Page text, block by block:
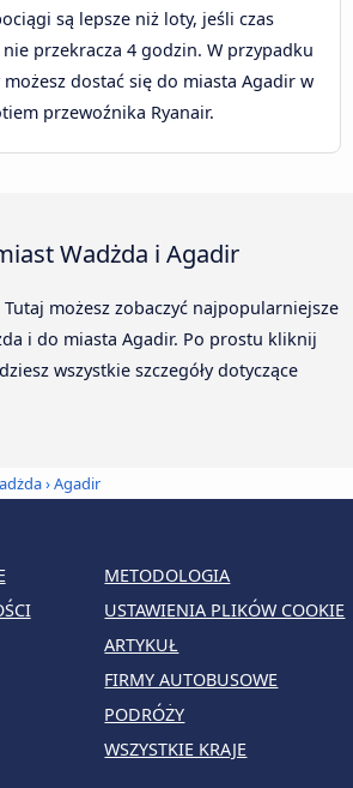
są lepsze niż loty, jeśli czas
przekracza 4 godzin. W przypadku
dostać się do miasta Agadir w
przewoźnika Ryanair.
Wadżda i Agadir
Tutaj możesz zobaczyć najpopularniejsze
i do miasta Agadir. Po prostu kliknij
wszystkie szczegóły dotyczące
›Agadir
METODOLOGIA
USTAWIENIA PLIKÓW COOKIE
ARTYKUŁ
FIRMY AUTOBUSOWE
PODRÓŻY
WSZYSTKIE KRAJE